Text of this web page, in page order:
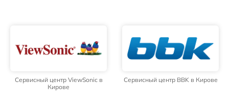
Сервисный центр ViewSonic в
Кирове
Сервисный центр BBK в Кирове